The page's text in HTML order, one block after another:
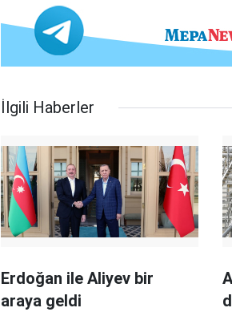
İlgili Haberler
Erdoğan ile Aliyev bir
araya geldi